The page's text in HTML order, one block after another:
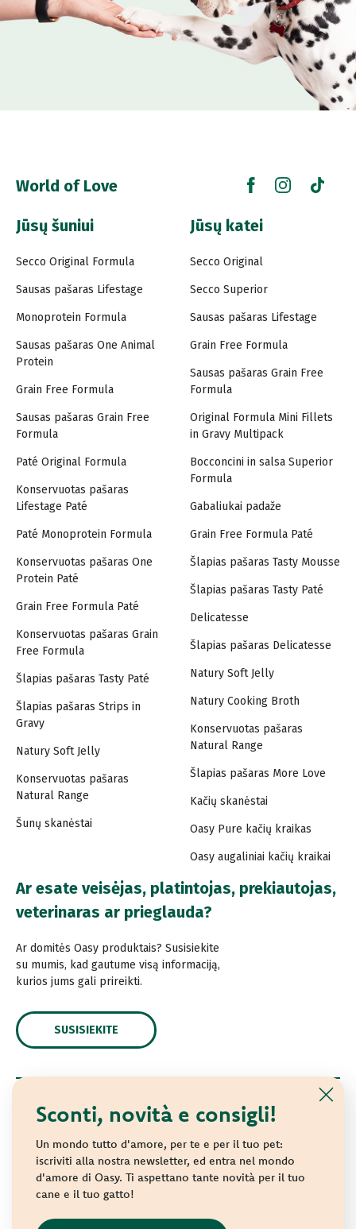
Sconti, novità e consigli!
Un mondo tutto d'amore, per te e per il tuo pet:
iscriviti alla nostra newsletter, ed entra nel mondo
d'amore di Oasy. Ti aspettano tante novità per il tuo
cane e il tuo gatto!
World of Love
Jūsų šuniui
Secco Original Formula
Sausas pašaras Lifestage
Monoprotein Formula
Sausas pašaras One Animal
Protein
Grain Free Formula
Sausas pašaras Grain Free
Formula
Paté Original Formula
Konservuotas pašaras
Lifestage Paté
Paté Monoprotein Formula
Konservuotas pašaras One
Protein Paté
Grain Free Formula Paté
Konservuotas pašaras Grain
Free Formula
Šlapias pašaras Tasty Paté
Šlapias pašaras Strips in
Gravy
Natury Soft Jelly
Konservuotas pašaras
Natural Range
Šunų skanėstai
Jūsų katei
Secco Original
Secco Superior
Sausas pašaras Lifestage
Grain Free Formula
Sausas pašaras Grain Free
Formula
Original Formula Mini Fillets
in Gravy Multipack
Bocconcini in salsa Superior
Formula
Gabaliukai padaže
Grain Free Formula Paté
Šlapias pašaras Tasty Mousse
Šlapias pašaras Tasty Paté
Delicatesse
Šlapias pašaras Delicatesse
Natury Soft Jelly
Natury Cooking Broth
Konservuotas pašaras
Natural Range
Šlapias pašaras More Love
Kačių skanėstai
Oasy Pure kačių kraikas
Oasy augaliniai kačių kraikai
Ar esate veisėjas, platintojas, prekiautojas,
veterinaras ar prieglauda?
Ar domitės Oasy produktais? Susisiekite
su mumis, kad gautume visą informaciją,
kurios jums gali prireikti.
SUSISIEKITE
© 2021 Oasy. Visos teisės saugomos.
Wonderfood S.p.A. Strada dei Censiti, 2 - 47891 Repubblica
di San Marino - C.o.E. SM 04018
Privacy policy-Cookie policy-Sitemap
websolute